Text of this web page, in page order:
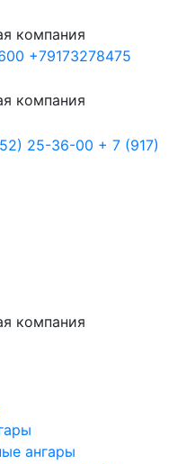
компания
+79173278475
компания
25-36-00 + 7 (917)
компания
ангары